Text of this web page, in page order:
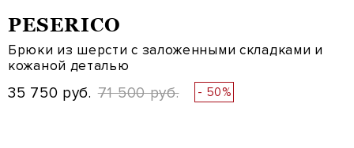
PESERICO
Брюки из шерсти с заложенными складками и
кожаной деталью
35 750 руб. 71 500 руб. - 50%